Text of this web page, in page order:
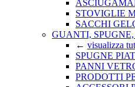
STOVIGLIE
SACCHI
GUANTI, SPUGNE,
← visualizza
SPUGNE
PANNI
PRODOTTI